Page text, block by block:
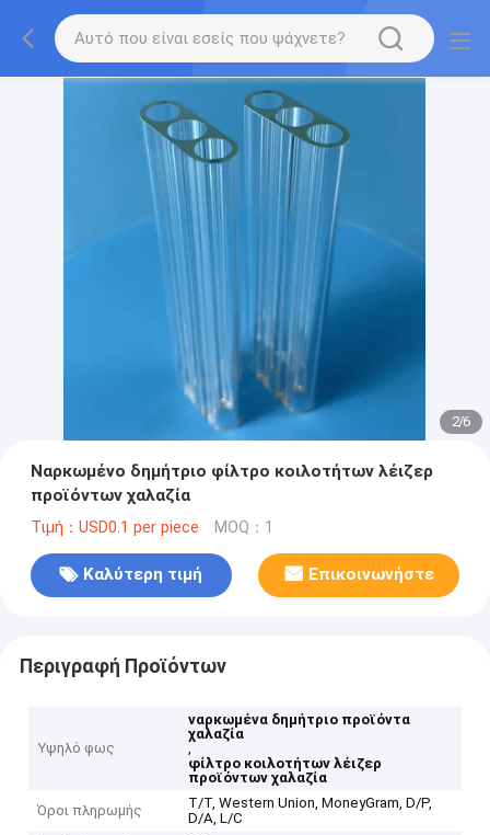
2/6
Ναρκωμένο δημήτριο φίλτρο κοιλοτήτων λέιζερ
προϊόντων χαλαζία
Τιμή：USD0.1 per piece MOQ：1
Καλύτερη τιμή Επικοινωνήστε
Περιγραφή Προϊόντων
Υψηλό φως
ναρκωμένα δημήτριο προϊόντα
χαλαζία
,
φίλτρο κοιλοτήτων λέιζερ
προϊόντων χαλαζία
Όροι πληρωμής
T/T, Western Union, MoneyGram, D/P,
D/A, L/C